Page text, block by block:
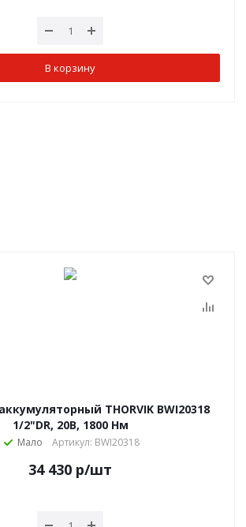
В корзину
THORVIK BWI20318
1/2"DR, 20В, 1800 Нм
Мало Артикул: BWI20318
34 430 р/шт